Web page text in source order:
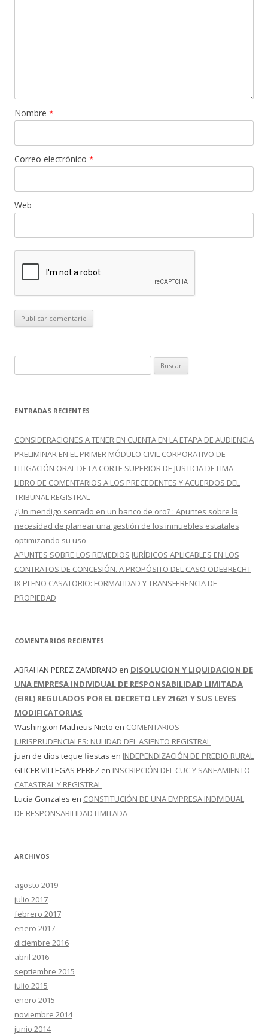
Nombre *
Correo electrónico *
Web
u
c
r
:
ENTRADAS RECIENTES
CONSIDERACIONES A TENER EN CUENTA EN LA ETAPA DE AUDIENCIA
PRELIMINAR EN EL PRIMER MÓDULO CIVIL CORPORATIVO DE
LITIGACIÓN ORAL DE LA CORTE SUPERIOR DE JUSTICIA DE LIMA
LIBRO DE COMENTARIOS A LOS PRECEDENTES Y ACUERDOS DEL
TRIBUNAL REGISTRAL
¿Un mendigo sentado en un banco de oro? : Apuntes sobre la
necesidad de planear una gestión de los inmuebles estatales
optimizando su uso
APUNTES SOBRE LOS REMEDIOS JURÍDICOS APLICABLES EN LOS
CONTRATOS DE CONCESIÓN. A PROPÓSITO DEL CASO ODEBRECHT
IX PLENO CASATORIO: FORMALIDAD Y TRANSFERENCIA DE
PROPIEDAD
COMENTARIOS RECIENTES
ABRAHAN PEREZ ZAMBRANO en DISOLUCION Y LIQUIDACION DE
UNA EMPRESA INDIVIDUAL DE RESPONSABILIDAD LIMITADA
(EIRL) REGULADOS POR EL DECRETO LEY 21621 Y SUS LEYES
MODIFICATORIAS
Washington Matheus Nieto en COMENTARIOS
JURISPRUDENCIALES: NULIDAD DEL ASIENTO REGISTRAL
juan de dios teque fiestas en INDEPENDIZACIÓN DE PREDIO RURAL
GLICER VILLEGAS PEREZ en INSCRIPCIÓN DEL CUC Y SANEAMIENTO
CATASTRAL Y REGISTRAL
Lucia Gonzales en CONSTITUCIÓN DE UNA EMPRESA INDIVIDUAL
DE RESPONSABILIDAD LIMITADA
ARCHIVOS
agosto 2019
julio 2017
febrero 2017
enero 2017
diciembre 2016
abril 2016
septiembre 2015
julio 2015
enero 2015
noviembre 2014
junio 2014